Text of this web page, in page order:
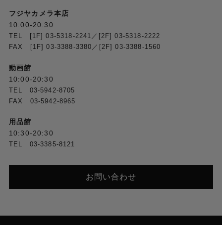
フジヤカメラ本店
10:00-20:30
TEL [1F] 03-5318-2241／[2F] 03-5318-2222
FAX [1F] 03-3388-3380／[2F] 03-3388-1560
動画館
10:00-20:30
TEL 03-5942-8705
FAX 03-5942-8965
用品館
10:30-20:30
TEL 03-3385-8121
お問い合わせ